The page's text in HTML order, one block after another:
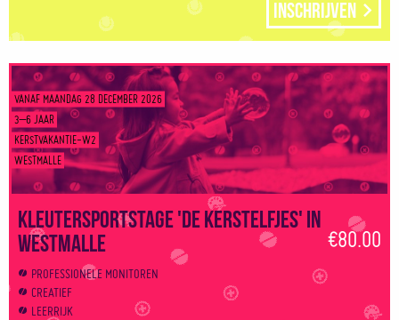
Inschrijven
VANAF MAANDAG 28 DECEMBER 2026
3–6 JAAR
KERSTVAKANTIE-W2
WESTMALLE
Kleutersportstage 'De kerstelfjes' in
Westmalle
€80.00
PROFESSIONELE MONITOREN
CREATIEF
LEERRIJK